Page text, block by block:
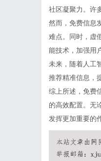
社区凝聚力。许
然而，免费信息
难点。同时，虚
能技术，加强用
未来，随着人工
推荐精准信息，
综上所述，免费
的高效配置。无
发挥更加重要的